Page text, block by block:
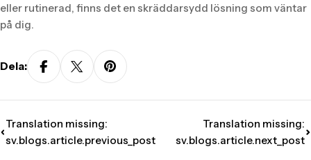
eller rutinerad, finns det en skräddarsydd lösning som väntar
på dig.
Dela:
Translation missing:
sv.blogs.article.previous_post
Translation missing:
sv.blogs.article.next_post